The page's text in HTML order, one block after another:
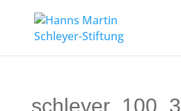
schleyer_100_3